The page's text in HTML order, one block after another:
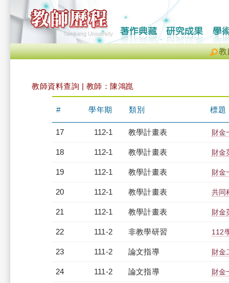
教
教師資料查詢 | 教師：陳鴻崑
# 學年期 類別 標題
17 112-1 教學計畫表 財金
18 112-1 教學計畫表 財金
19 112-1 教學計畫表 財金
20 112-1 教學計畫表 共同
21 112-1 教學計畫表 財金
22 111-2 非教學研習 112
23 111-2 論文指導 財金
24 111-2 論文指導 財金